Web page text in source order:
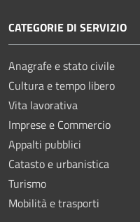
CATEGORIE DI SERVIZIO
Anagrafe e stato civile
Cultura e tempo libero
Vita lavorativa
Imprese e Commercio
Appalti pubblici
Catasto e urbanistica
Turismo
Mobilità e trasporti